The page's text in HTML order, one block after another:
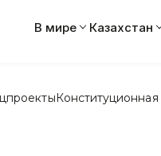
В мире Казахстан